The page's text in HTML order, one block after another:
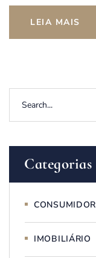
LEIA MAIS
Categorias
CONSUMIDOR
IMOBILIÁRIO